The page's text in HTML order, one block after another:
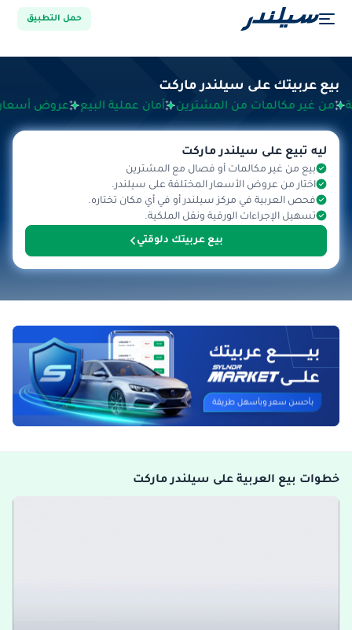
حمل التطبيق
بيع عربيتك على سيلندر ماركت
من غير مكالمات من المشترين آمان عملية البيع عروض أسعار
ليه تبيع على سيلندر ماركت
بيع من غير مكالمات أو فصال مع المشترين
اختار من عروض الأسعار المختلفة على سيلندر.
فحص العربية في مركز سيلندر أو في أي مكان تختاره.
تسهيل الإجراءات الورقية ونقل الملكية.
بيع عربيتك دلوقتي
خطوات بيع العربية على سيلندر ماركت